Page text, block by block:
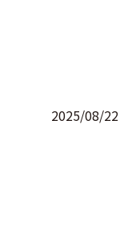
2025/08/22